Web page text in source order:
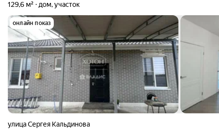
129,6 м² дом, участок
онлайн показ
улица Сергея Кальдинова